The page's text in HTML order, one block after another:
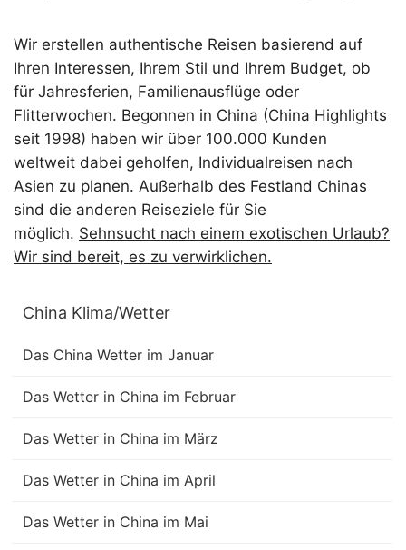
Wir erstellen authentische Reisen basierend auf
Ihren Interessen, Ihrem Stil und Ihrem Budget, ob
für Jahresferien, Familienausflüge oder
Flitterwochen. Begonnen in China (China Highlights
seit 1998) haben wir über 100.000 Kunden
weltweit dabei geholfen, Individualreisen nach
Asien zu planen. Außerhalb des Festland Chinas
sind die anderen Reiseziele für Sie
möglich. Sehnsucht nach einem exotischen Urlaub?
Wir sind bereit, es zu verwirklichen.
China Klima/Wetter
Das China Wetter im Januar
Das Wetter in China im Februar
Das Wetter in China im März
Das Wetter in China im April
Das Wetter in China im Mai